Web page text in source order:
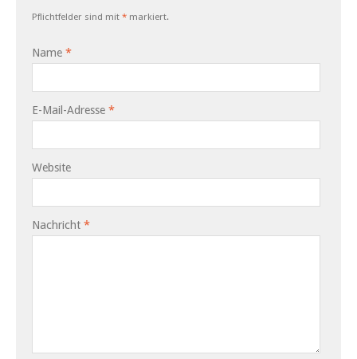
Pflichtfelder sind mit * markiert.
Name *
E-Mail-Adresse *
Website
Nachricht *